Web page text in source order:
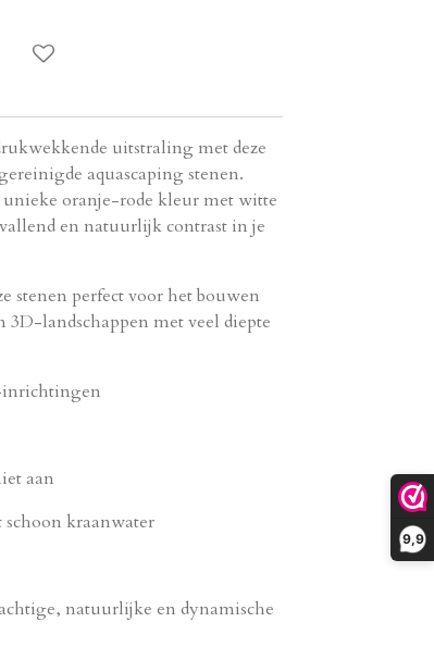
9,9
uitstraling met deze
aquascaping stenen.
unieke oranje-rode kleur met witte
en natuurlijk contrast in je
stenen perfect voor het bouwen
landschappen met veel diepte
inrichtingen
aan
kraanwater
natuurlijke en dynamische